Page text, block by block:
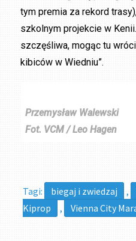
tym premia za rekord
szkolnym projekcie w
szczęśliwa, mogąc tu
kibiców w Wiedniu”.
Przemysław Walewski
Fot. VCM / Leo Hagen
Tagi: biegaj i zwiedzaj ,
Kiprop
, Vienna City